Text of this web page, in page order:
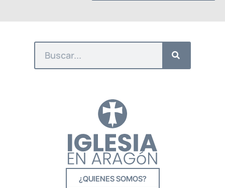
¿QUIENES SOMOS?